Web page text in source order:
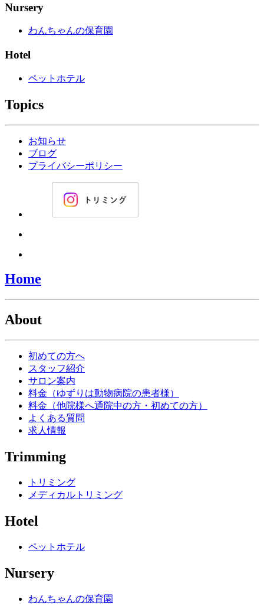
Nursery
わんちゃんの保育園
Hotel
ペットホテル
Topics
お知らせ
ブログ
プライバシーポリシー
Home
About
初めての方へ
スタッフ紹介
サロン案内
料金（ゆずりは動物病院の患者様）
料金（他院様へ通院中の方・初めての方）
よくある質問
求人情報
Trimming
トリミング
メディカルトリミング
Hotel
ペットホテル
Nursery
わんちゃんの保育園